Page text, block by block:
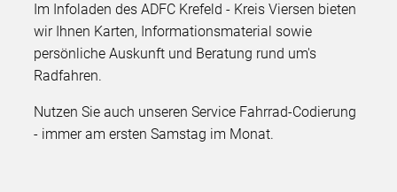
Im Infoladen des ADFC Krefeld - Kreis Viersen bieten
wir Ihnen Karten, Informationsmaterial sowie
persönliche Auskunft und Beratung rund um's
Radfahren.
Nutzen Sie auch unseren Service Fahrrad-Codierung
- immer am ersten Samstag im Monat.